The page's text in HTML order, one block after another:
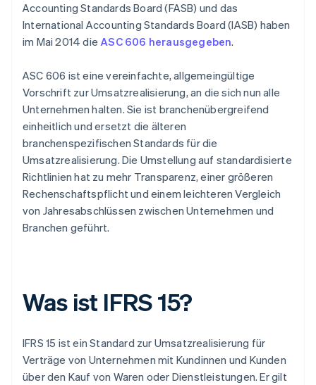
Accounting Standards Board (FASB) und das
International Accounting Standards Board (IASB) haben
im Mai 2014 dieASC 606 herausgegeben.
ASC 606 ist eine vereinfachte, allgemeingültige
Vorschrift zur Umsatzrealisierung, an die sich nun alle
Unternehmen halten. Sie ist branchenübergreifend
einheitlich und ersetzt die älteren
branchenspezifischen Standards für die
Umsatzrealisierung. Die Umstellung auf standardisierte
Richtlinien hat zu mehr Transparenz, einer größeren
Rechenschaftspflicht und einem leichteren Vergleich
von Jahresabschlüssen zwischen Unternehmen und
Branchen geführt.
Was ist IFRS 15?
IFRS 15 ist ein Standard zur Umsatzrealisierung für
Verträge von Unternehmen mit Kundinnen und Kunden
über den Kauf von Waren oder Dienstleistungen. Er gilt